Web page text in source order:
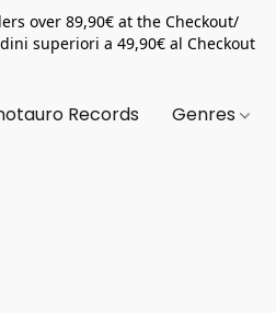
over 89,90€ at the Checkout/
superiori a 49,90€ al Checkout
Records Genres